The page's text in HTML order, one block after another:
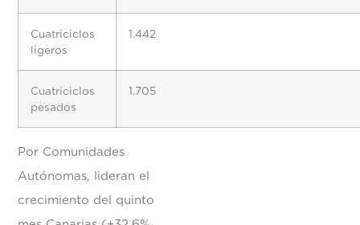
Cuatriciclos
ligeros
1.442
Cuatriciclos
pesados
1.705
Por Comunidades
Autónomas, lideran el
crecimiento del quinto